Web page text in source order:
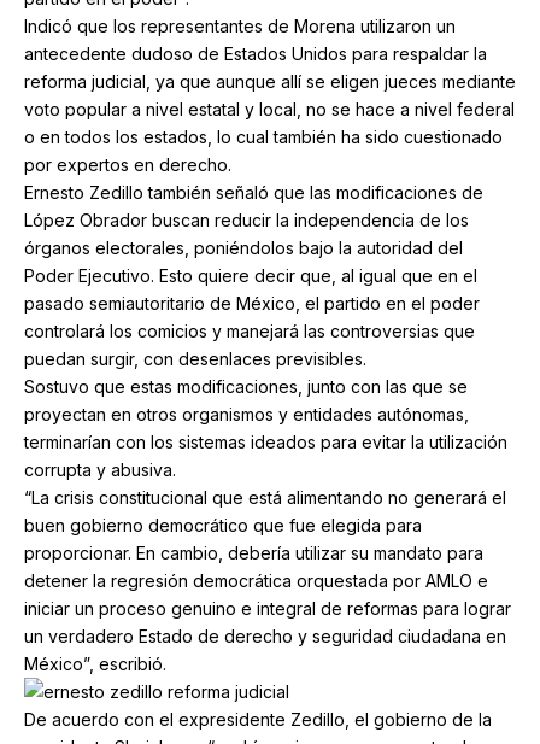
Indicó que los representantes de Morena utilizaron un
antecedente dudoso de Estados Unidos para respaldar la
reforma judicial, ya que aunque allí se eligen jueces mediante
voto popular a nivel estatal y local, no se hace a nivel federal
o en todos los estados, lo cual también ha sido cuestionado
por expertos en derecho.
Ernesto Zedillo también señaló que las modificaciones de
López Obrador buscan reducir la independencia de los
órganos electorales, poniéndolos bajo la autoridad del
Poder Ejecutivo. Esto quiere decir que, al igual que en el
pasado semiautoritario de México, el partido en el poder
controlará los comicios y manejará las controversias que
puedan surgir, con desenlaces previsibles.
Sostuvo que estas modificaciones, junto con las que se
proyectan en otros organismos y entidades autónomas,
terminarían con los sistemas ideados para evitar la utilización
corrupta y abusiva.
“La crisis constitucional que está alimentando no generará el
buen gobierno democrático que fue elegida para
proporcionar. En cambio, debería utilizar su mandato para
detener la regresión democrática orquestada por AMLO e
iniciar un proceso genuino e integral de reformas para lograr
un verdadero Estado de derecho y seguridad ciudadana en
México”, escribió.
De acuerdo con el expresidente Zedillo, el gobierno de la